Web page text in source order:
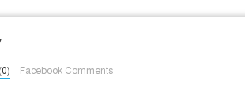
Facebook Comments